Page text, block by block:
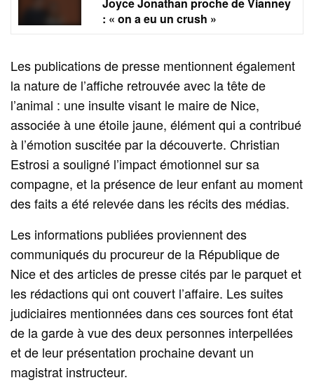
: « on a eu un crush »
Les publications de presse mentionnent également
la nature de l’affiche retrouvée avec la tête de
l’animal : une insulte visant le maire de Nice,
associée à une étoile jaune, élément qui a contribué
à l’émotion suscitée par la découverte. Christian
Estrosi a souligné l’impact émotionnel sur sa
compagne, et la présence de leur enfant au moment
des faits a été relevée dans les récits des médias.
Les informations publiées proviennent des
communiqués du procureur de la République de
Nice et des articles de presse cités par le parquet et
les rédactions qui ont couvert l’affaire. Les suites
judiciaires mentionnées dans ces sources font état
de la garde à vue des deux personnes interpellées
et de leur présentation prochaine devant un
magistrat instructeur.